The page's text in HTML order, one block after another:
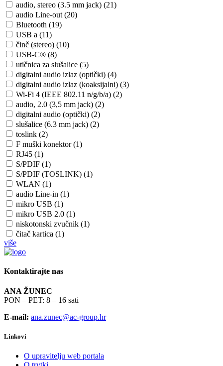
audio, stereo (3.5 mm jack) (21)
audio Line-out (20)
Bluetooth (19)
USB a (11)
činč (stereo) (10)
USB-C® (8)
utičnica za slušalice (5)
digitalni audio izlaz (optički) (4)
digitalni audio izlaz (koaksijalni) (3)
Wi-Fi 4 (IEEE 802.11 n/g/b/a) (2)
audio, 2.0 (3,5 mm jack) (2)
digitalni audio (optički) (2)
slušalice (6.3 mm jack) (2)
toslink (2)
F muški konektor (1)
RJ45 (1)
S/PDIF (1)
S/PDIF (TOSLINK) (1)
WLAN (1)
audio Line-in (1)
mikro USB (1)
mikro USB 2.0 (1)
niskotonski zvučnik (1)
čitač kartica (1)
više
Kontaktirajte nas
ANA ŽUNEC
PON – PET: 8 – 16 sati
E-mail: ana.zunec@ac-group.hr
Linkovi
O upravitelju web portala